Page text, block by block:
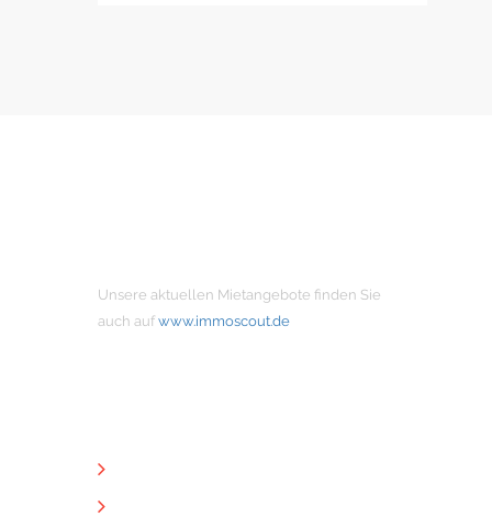
Unsere aktuellen Mietangebote finden Sie
auch auf www.immoscout.de